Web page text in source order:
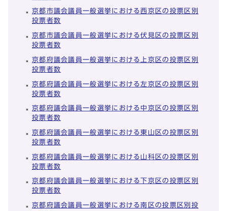
京都市議会議員一般選挙における西京区の投票区別
投票者数
京都市議会議員一般選挙における伏見区の投票区別
投票者数
京都府議会議員一般選挙における上京区の投票区別
投票者数
京都府議会議員一般選挙における左京区の投票区別
投票者数
京都府議会議員一般選挙における中京区の投票区別
投票者数
京都府議会議員一般選挙における東山区の投票区別
投票者数
京都府議会議員一般選挙における山科区の投票区別
投票者数
京都府議会議員一般選挙における下京区の投票区別
投票者数
京都府議会議員一般選挙における南区の投票区別投